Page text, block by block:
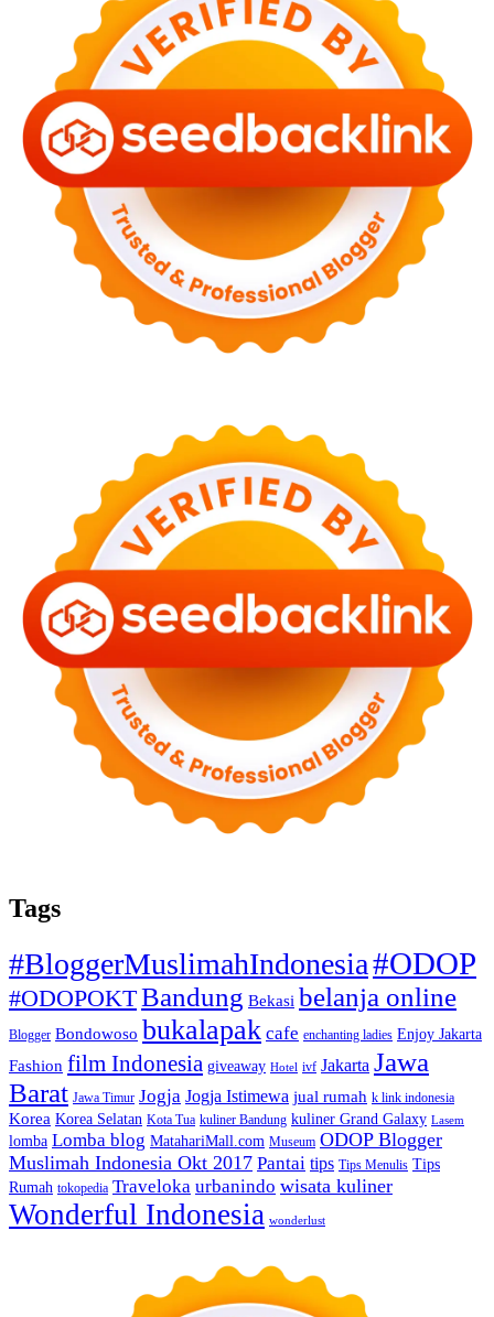
Tags
#BloggerMuslimahIndonesia#ODOP
#ODOPOKTBandung Bekasi belanja online
Blogger Bondowoso bukalapak cafe enchanting ladies Enjoy Jakarta
Fashion film Indonesia giveaway Hotel ivf Jakarta Jawa
Barat Jawa Timur Jogja Jogja Istimewa jual rumah k link indonesia
Korea Korea Selatan Kota Tua kuliner Bandung kuliner Grand Galaxy Lasem
lomba Lomba blog MatahariMall.com Museum ODOP Blogger
Muslimah Indonesia Okt 2017 Pantai tips Tips Menulis Tips
Rumah tokopedia Traveloka urbanindo wisata kuliner
Wonderful Indonesia wonderlust